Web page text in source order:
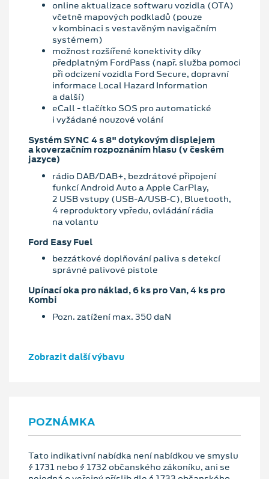
online aktualizace softwaru vozidla (OTA)
včetně mapových podkladů (pouze
v kombinaci s vestavěným navigačním
systémem)
možnost rozšířené konektivity díky
předplatným FordPass (např. služba pomoci
při odcizení vozidla Ford Secure, dopravní
informace Local Hazard Information
a další)
eCall - tlačítko SOS pro automatické
i vyžádané nouzové volání
Systém SYNC 4 s 8" dotykovým displejem
a koverzačním rozpoznáním hlasu (v českém
jazyce)
rádio DAB/DAB+, bezdrátové připojení
funkcí Android Auto a Apple CarPlay,
2 USB vstupy (USB-A/USB-C), Bluetooth,
4 reproduktory vpředu, ovládání rádia
na volantu
Ford Easy Fuel
bezzátkové doplňování paliva s detekcí
správné palivové pistole
Upínací oka pro náklad, 6 ks pro Van, 4 ks pro
Kombi
Pozn. zatížení max. 350 daN
Zobrazit další výbavu
POZNÁMKA
Tato indikativní nabídka není nabídkou ve smyslu
§ 1731 nebo § 1732 občanského zákoníku, ani se